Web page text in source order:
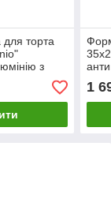
торта
з
покриттям
1